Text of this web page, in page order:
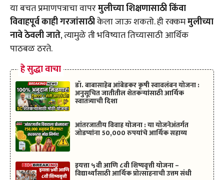
या बचत प्रमाणपत्राचा वापरमुलीच्या शिक्षणासाठी किंवा
विवाहपूर्व काही गरजांसाठीकेला जाऊ शकतो. ही रक्कममुलीच्या
नावे ठेवली जाते, त्यामुळे ती भविष्यात तिच्यासाठी आर्थिक
पाठबळ ठरते.
हे सुद्धा वाचा
डॉ. बाबासाहेब आंबेडकर कृषी स्वावलंबन योजना :
अनुसूचित जातीतील शेतकऱ्यांसाठी आर्थिक
स्वातंत्र्याची दिशा
आंतरजातीय विवाह योजना : या योजनेअंतर्गत
जोडप्यांना 50,000 रुपयांचे आर्थिक सहाय्य
इयत्ता ५वी आणि ८वी शिष्यवृत्ती योजना –
विद्यार्थ्यांसाठी आर्थिक प्रोत्साहनाची उत्तम संधी